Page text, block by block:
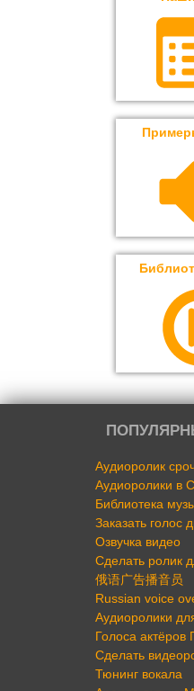
Аудиоролик
Аудиоролики в
Библиотека
Заказать голос
Озвучка видео
Сделать ролик
俄语广告播音员
Russian voice
Аудиоролики
Голоса актёров
Сделать
Тюнинг вокала